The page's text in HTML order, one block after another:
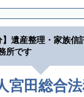
】遺産整理・家族信
所です
宮田総合